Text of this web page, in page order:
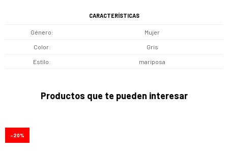
CARACTERÍSTICAS
Género Mujer
Color Gris
Estilo mariposa
Productos que te pueden interesar
20